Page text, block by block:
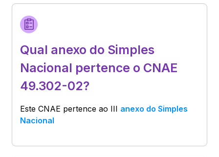
Qual anexo do Simples
Nacional pertence o CNAE
49.302-02?
Este CNAE pertence ao III anexo do Simples
Nacional